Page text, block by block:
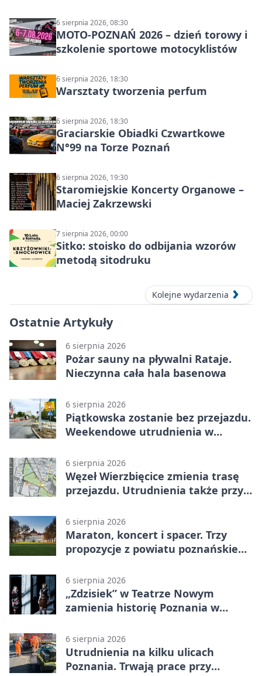
6 sierpnia 2026, 08:30
MOTO-POZNAŃ 2026 – dzień torowy i
szkolenie sportowe motocyklistów
6 sierpnia 2026, 18:30
Warsztaty tworzenia perfum
6 sierpnia 2026, 18:30
Graciarskie Obiadki Czwartkowe
N°99 na Torze Poznań
6 sierpnia 2026, 19:30
Staromiejskie Koncerty Organowe –
Maciej Zakrzewski
7 sierpnia 2026, 00:00
Sitko: stoisko do odbijania wzorów
metodą sitodruku
Kolejne wydarzenia
Ostatnie Artykuły
6 sierpnia 2026
Pożar sauny na pływalni Rataje.
Nieczynna cała hala basenowa
6 sierpnia 2026
Piątkowska zostanie bez przejazdu.
Weekendowe utrudnienia w
6 sierpnia 2026
Węzeł Wierzbięcice zmienia trasę
przejazdu. Utrudnienia także przy
6 sierpnia 2026
Maraton, koncert i spacer. Trzy
propozycje z powiatu poznańskiego
6 sierpnia 2026
„Zdzisiek” w Teatrze Nowym
zamienia historię Poznania w
6 sierpnia 2026
Utrudnienia na kilku ulicach
Poznania. Trwają prace przy